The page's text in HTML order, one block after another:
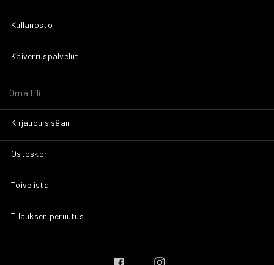
Kullanosto
Kaiverruspalvelut
Oma tili
Kirjaudu sisään
Ostoskori
Toivelista
Tilauksen peruutus